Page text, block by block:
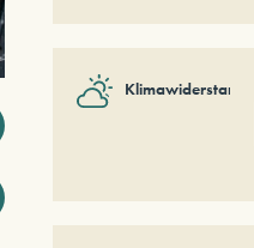
Klimawiderstand